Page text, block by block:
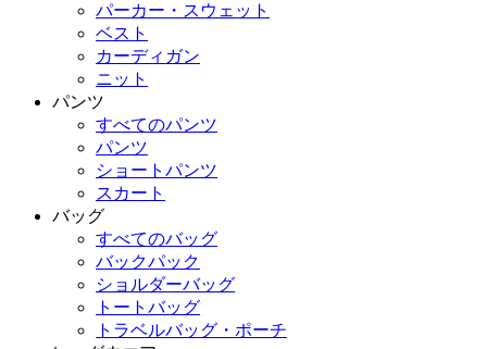
パーカー・スウェット
ベスト
カーディガン
ニット
パンツ
すべてのパンツ
パンツ
ショートパンツ
スカート
バッグ
すべてのバッグ
バックパック
ショルダーバッグ
トートバッグ
トラベルバッグ・ポーチ